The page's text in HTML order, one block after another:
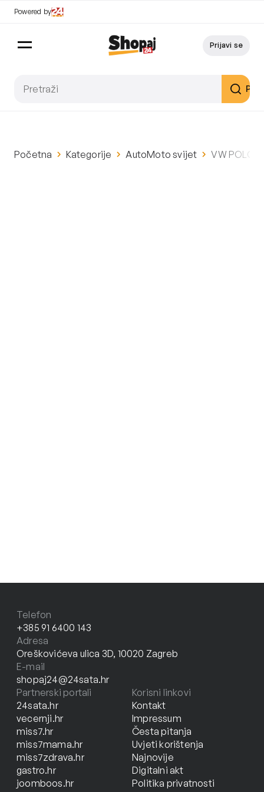
Powered by
Prijavi se
Početna Kategorije AutoMoto svijet VW POLO
Telefon
+385 91 6400 143
Adresa
Oreškovićeva ulica 3D, 10020 Zagreb
E-mail
shopaj24@24sata.hr
Partnerski portali
24sata.hr
vecernji.hr
miss7.hr
miss7mama.hr
miss7zdrava.hr
gastro.hr
joomboos.hr
Korisni linkovi
Kontakt
Impressum
Česta pitanja
Uvjeti korištenja
Najnovije
Digitalni akt
Politika privatnosti